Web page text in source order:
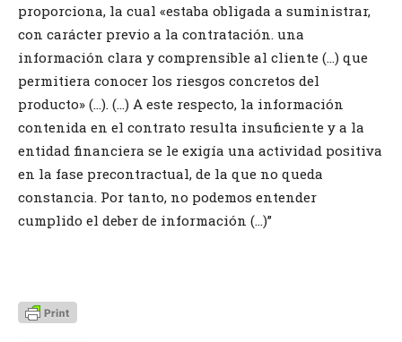
proporciona, la cual «estaba obligada a suministrar,
con carácter previo a la contratación. una
información clara y comprensible al cliente (…) que
permitiera conocer los riesgos concretos del
producto» (…). (…) A este respecto, la información
contenida en el contrato resulta insuficiente y a la
entidad financiera se le exigía una actividad positiva
en la fase precontractual, de la que no queda
constancia. Por tanto, no podemos entender
cumplido el deber de información (…)”